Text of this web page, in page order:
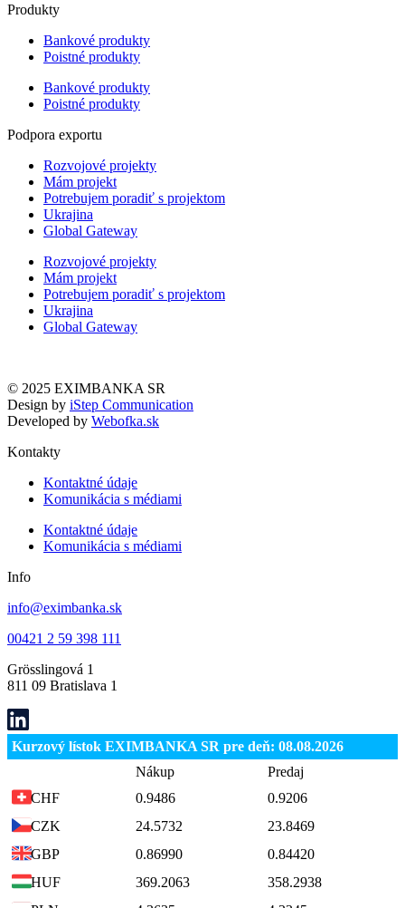
Produkty
Bankové produkty
Poistné produkty
Bankové produkty
Poistné produkty
Podpora exportu
Rozvojové projekty
Mám projekt
Potrebujem poradiť s projektom
Ukrajina
Global Gateway
Rozvojové projekty
Mám projekt
Potrebujem poradiť s projektom
Ukrajina
Global Gateway
© 2025 EXIMBANKA SR
Design by iStep Communication
Developed by Webofka.sk
Kontakty
Kontaktné údaje
Komunikácia s médiami
Kontaktné údaje
Komunikácia s médiami
Info
info@eximbanka.sk
00421 2 59 398 111
Grösslingová 1
811 09 Bratislava 1
Kurzový lístok EXIMBANKA SR pre deň: 08.08.2026
Nákup
Predaj
CHF
0.9486
0.9206
CZK
24.5732
23.8469
GBP
0.86990
0.84420
HUF
369.2063
358.2938